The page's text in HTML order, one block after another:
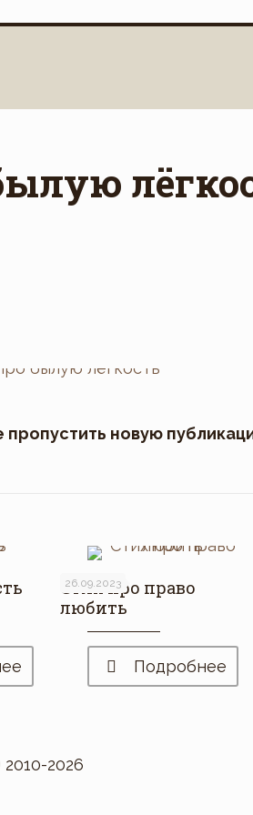
пропустить новую
26.09.2023
Стих про право
любить
Подробнее
2026